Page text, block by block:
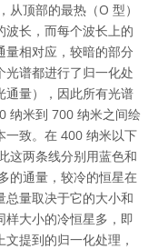
顶部的最热（O 型）
长，而每个波长上的
量相对应，较暗的部分
光谱都进行了归一化处
通量），因此所有光谱
纳米到 700 纳米之间绘
一致。在 400 纳米以下
这两条线分别用蓝色和
的通量，较冷的恒星在
总量取决于它的大小和
样大小的冷恒星多，即
提到的归一化处理，